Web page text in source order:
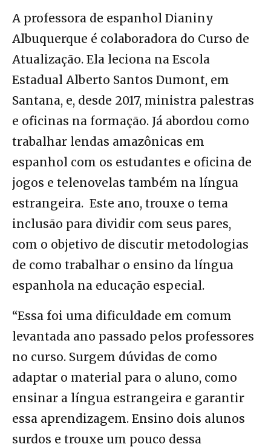
A professora de espanhol Dianiny
Albuquerque é colaboradora do Curso de
Atualização. Ela leciona na Escola
Estadual Alberto Santos Dumont, em
Santana, e, desde 2017, ministra palestras
e oficinas na formação. Já abordou como
trabalhar lendas amazônicas em
espanhol com os estudantes e oficina de
jogos e telenovelas também na língua
estrangeira. Este ano, trouxe o tema
inclusão para dividir com seus pares,
com o objetivo de discutir metodologias
de como trabalhar o ensino da língua
espanhola na educação especial.
“Essa foi uma dificuldade em comum
levantada ano passado pelos professores
no curso. Surgem dúvidas de como
adaptar o material para o aluno, como
ensinar a língua estrangeira e garantir
essa aprendizagem. Ensino dois alunos
surdos e trouxe um pouco dessa